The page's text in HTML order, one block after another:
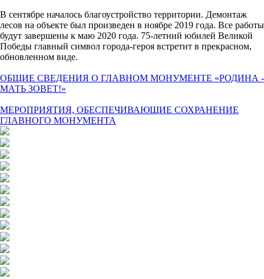
В сентябре началось благоустройство территории. Демонтаж
лесов на объекте был произведен в ноябре 2019 года. Все работы
будут завершены к маю 2020 года. 75-летний юбилей Великой
Победы главный символ города-героя встретит в прекрасном,
обновленном виде.
ОБЩИЕ СВЕДЕНИЯ О ГЛАВНОМ МОНУМЕНТЕ «РОДИНА -
МАТЬ ЗОВЕТ!»
МЕРОПРИЯТИЯ, ОБЕСПЕЧИВАЮЩИЕ СОХРАНЕНИЕ
ГЛАВНОГО МОНУМЕНТА